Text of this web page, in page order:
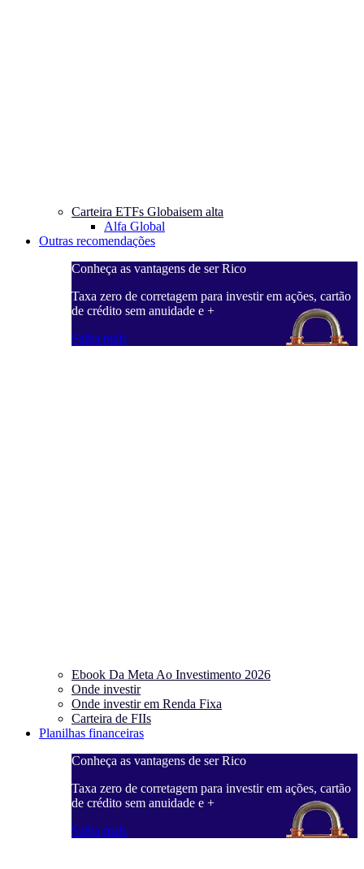
Carteira ETFs Globaisem alta
Alfa Global
Outras recomendações
Conheça as vantagens de ser Rico
Taxa zero de corretagem para investir em ações, cartão
de crédito sem anuidade e +
Saiba mais
Ebook Da Meta Ao Investimento 2026
Onde investir
Onde investir em Renda Fixa
Carteira de FIIs
Planilhas financeiras
Conheça as vantagens de ser Rico
Taxa zero de corretagem para investir em ações, cartão
de crédito sem anuidade e +
Saiba mais